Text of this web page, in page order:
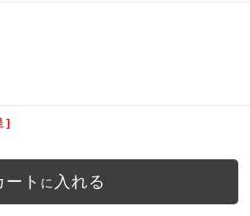
]
ート に 入れる